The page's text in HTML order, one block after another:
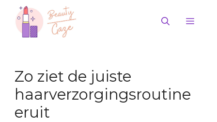
naar
Zo ziet de juiste
haarverzorgingsroutine
eruit